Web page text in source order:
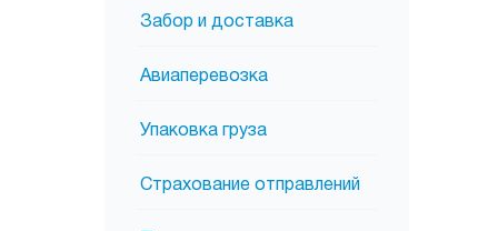
Забор и доставка
Авиаперевозка
Упаковка груза
Страхование отправлений